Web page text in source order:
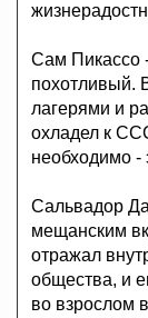
Сам Пикассо
похотливый.
лагерями и
охладел к
необходимо -
Сальвадор
мещанским
отражал
общества, и
во взрослом